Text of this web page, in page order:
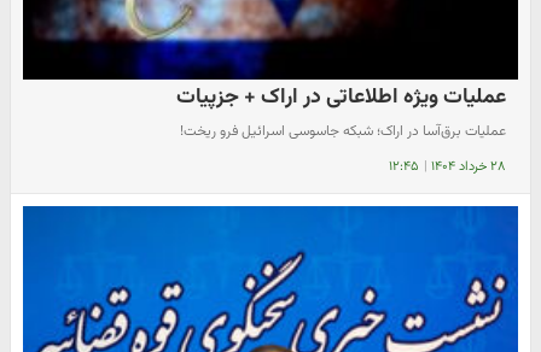
عملیات ویژه اطلاعاتی در اراک + جزپیات
عملیات برق‌آسا در اراک؛ شبکه جاسوسی اسرائیل فرو ریخت!
۲۸ خرداد ۱۴۰۴ | ۱۲:۴۵